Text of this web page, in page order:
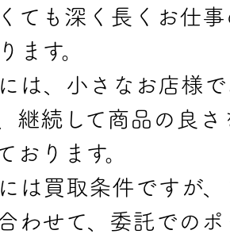
ても深く長くお仕
ます。
は、小さなお店様
継続して商品の良
おります。
は買取条件ですが
わせて、委託での